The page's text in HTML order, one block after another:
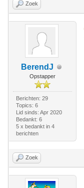
Zoek
BerendJ
Opstapper
Berichten: 29
Topics: 6
Lid sinds: Apr 2020
Bedankt: 6
5 x bedankt in 4
berichten
Zoek